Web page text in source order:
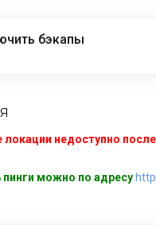
бэкапы
локации недоступно
пинги можно по адресу